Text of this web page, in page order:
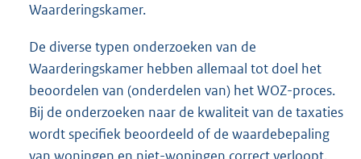
Waarderingskamer.
De diverse typen onderzoeken van de
Waarderingskamer hebben allemaal tot doel het
beoordelen van (onderdelen van) het WOZ-proces.
Bij de onderzoeken naar de kwaliteit van de taxaties
wordt specifiek beoordeeld of de waardebepaling
van woningen en niet-woningen correct verloopt.